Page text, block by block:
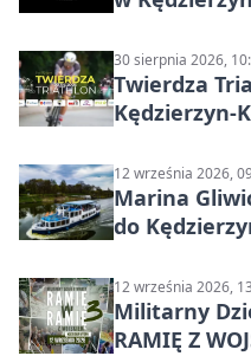
30 sierpnia 2026,
Twierdza
Kędzierzyn-
12 września 2026,
Marina
do
12 września 2026,
Militarny
RAMIĘ Z